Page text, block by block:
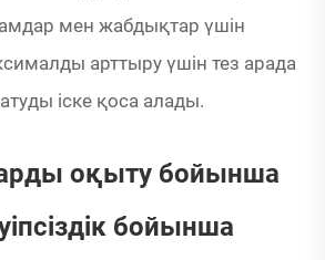
мен жабдықтар үшін
арттыру үшін тез арада
іске қоса алады.
оқыту бойынша
бойынша